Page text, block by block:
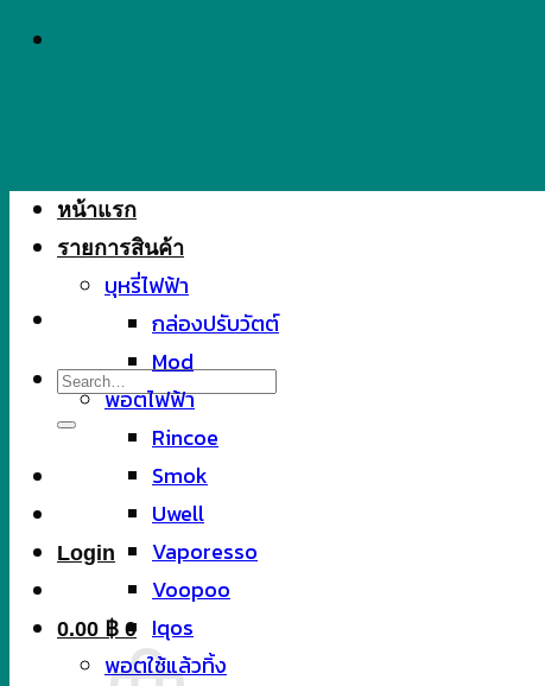
Skip
Search
for:
Login
0.00 ฿ 0
หน้าแรก
รายการสินค้า
บุหรี่ไฟฟ้า
กล่องปรับวัตต์
Mod
พอตไฟฟ้า
Rincoe
Smok
Uwell
Vaporesso
Voopoo
Iqos
พอตใช้แล้วทิ้ง